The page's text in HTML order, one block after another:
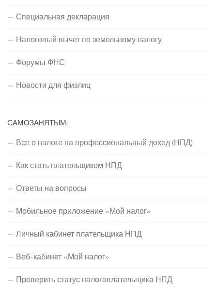
Специальная декларация
Налоговый вычет по земельному налогу
Форумы ФНС
Новости для физлиц
САМОЗАНЯТЫМ:
Все о налоге на профессиональный доход (НПД)
Как стать плательщиком НПД
Ответы на вопросы
Мобильное приложение «Мой налог»
Личный кабинет плательщика НПД
Веб-кабинет «Мой налог»
Проверить статус налогоплательщика НПД